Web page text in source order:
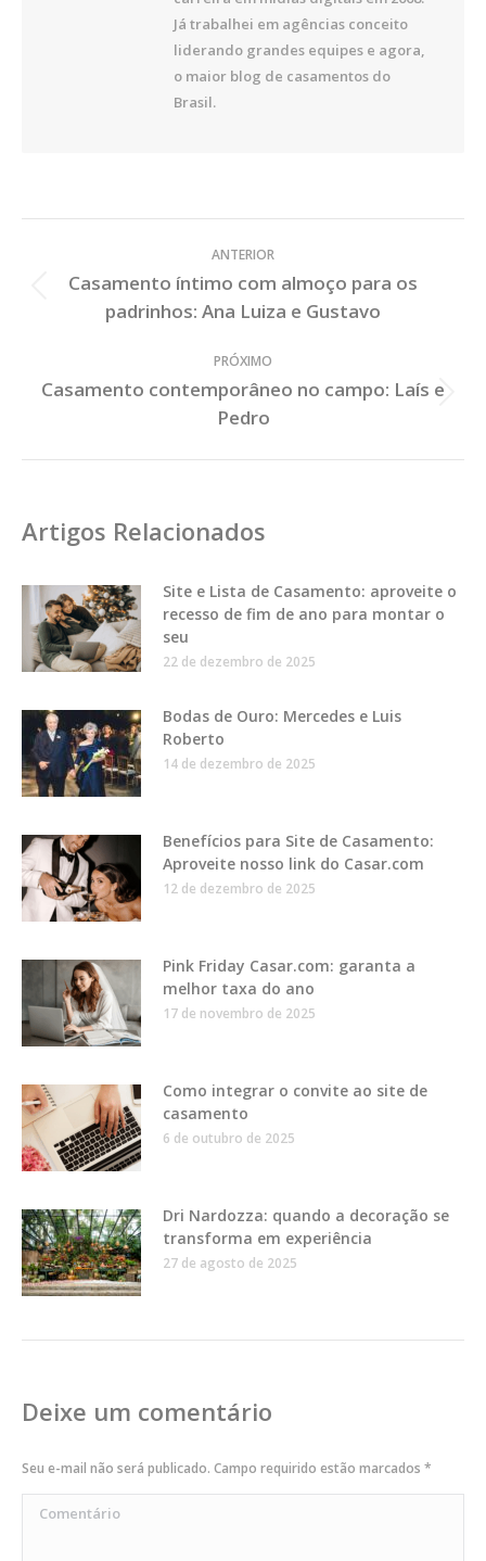
Já trabalhei em agências conceito
liderando grandes equipes e agora,
o maior blog de casamentos do
Brasil.
Posts
ANTERIOR
Post
Anterior:
Casamento íntimo com almoço para os
padrinhos: Ana Luiza e Gustavo
PRÓXIMO
Próximo
Post:
Casamento contemporâneo no campo: Laís e
Pedro
Artigos Relacionados
Site e Lista de Casamento: aproveite o
recesso de fim de ano para montar o
seu
22 de dezembro de 2025
Bodas de Ouro: Mercedes e Luis
Roberto
14 de dezembro de 2025
Benefícios para Site de Casamento:
Aproveite nosso link do Casar.com
12 de dezembro de 2025
Pink Friday Casar.com: garanta a
melhor taxa do ano
17 de novembro de 2025
Como integrar o convite ao site de
casamento
6 de outubro de 2025
Dri Nardozza: quando a decoração se
transforma em experiência
27 de agosto de 2025
Deixe um comentário
Seu e-mail não será publicado. Campo requirido estão marcados *
Comentário